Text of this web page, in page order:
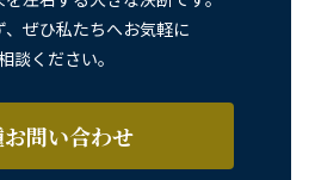
、ぜひ私たちへお気軽に
談ください。
問い合わせ